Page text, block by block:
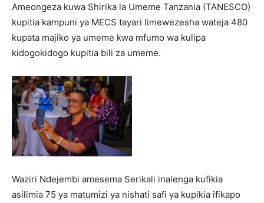
Ameongeza kuwa Shirika la Umeme Tanzania (TANESCO)
kupitia kampuni ya MECS tayari limewezesha wateja 480
kupata majiko ya umeme kwa mfumo wa kulipa
kidogokidogo kupitia bili za umeme.
Waziri Ndejembi amesema Serikali inalenga kufikia
asilimia 75 ya matumizi ya nishati safi ya kupikia ifikapo